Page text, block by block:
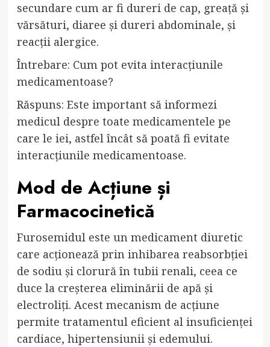
secundare cum ar fi dureri de cap, greață și
vărsături, diaree și dureri abdominale, și
reacții alergice.
Întrebare: Cum pot evita interacțiunile
medicamentoase?
Răspuns: Este important să informezi
medicul despre toate medicamentele pe
care le iei, astfel încât să poată fi evitate
interacțiunile medicamentoase.
Mod de Acțiune și
Farmacocinetică
Furosemidul este un medicament diuretic
care acționează prin inhibarea reabsorbției
de sodiu și clorură în tubii renali, ceea ce
duce la creșterea eliminării de apă și
electroliți. Acest mecanism de acțiune
permite tratamentul eficient al insuficienței
cardiace, hipertensiunii și edemului.